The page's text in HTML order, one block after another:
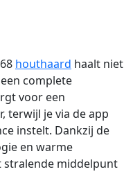
houthaard haalt niet
complete
voor een
terwijl je via de app
instelt. Dankzij de
en warme
middelpunt